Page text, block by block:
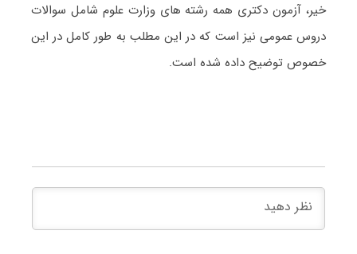
خیر، آزمون دکتری همه رشته های وزارت علوم شامل سوالات
دروس عمومی نیز است که در این مطلب به طور کامل در این
خصوص توضیح داده شده است.